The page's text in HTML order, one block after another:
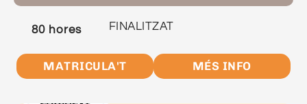
80 hores FINALITZAT
MATRICULA'T MÉS INFO